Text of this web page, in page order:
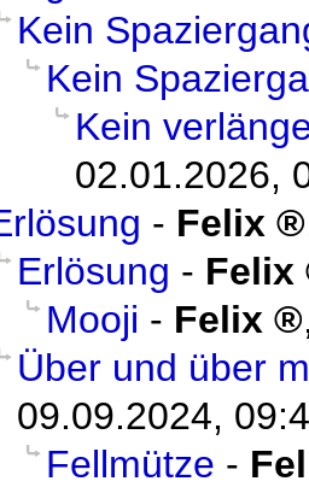
Kein
Kein
Kein
02.01.2026,
- Felix
Erlösung - Felix
Mooji - Felix
Über und über
09.09.2024,
Fellmütze -